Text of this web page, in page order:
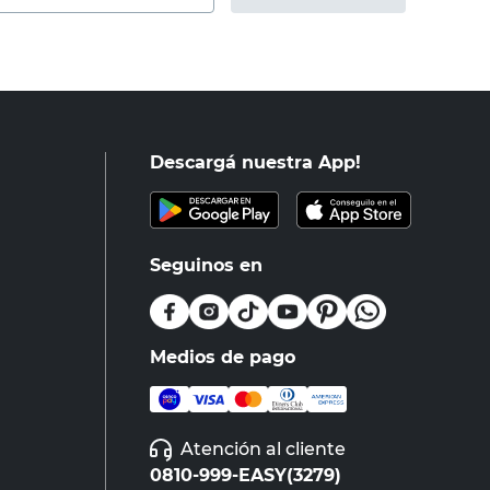
Descargá nuestra App!
Seguinos en
Medios de pago
Atención al cliente
0810-999-EASY(3279)